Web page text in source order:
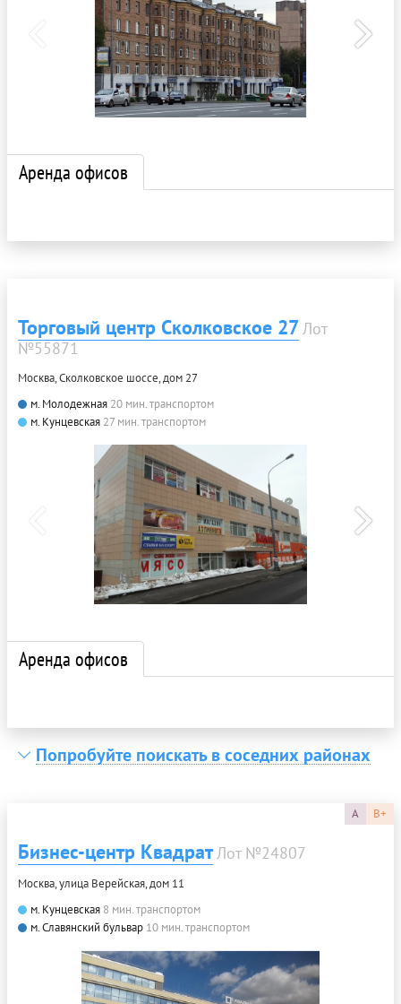
Аренда офисов
Торговый центр Сколковское 27Лот
№55871
Москва, Сколковское шоссе, дом 27
м. Молодежная 20 мин. транспортом
м. Кунцевская 27 мин. транспортом
Аренда офисов
Попробуйте поискать в соседних районах
A B+
Бизнес-центр КвадратЛот №24807
Москва, улица Верейская, дом 11
м. Кунцевская 8 мин. транспортом
м. Славянский бульвар 10 мин. транспортом